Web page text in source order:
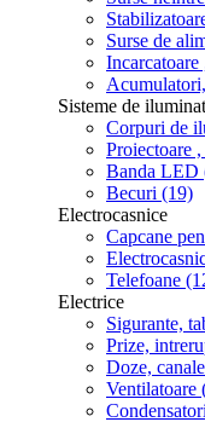
Surse de
Incarcatoare
Sisteme de iluminat
Corpuri de
Proiectoare
Banda LED
Becuri (19)
Electrocasnice
Capcane
Telefoane
Electrice
Sigurante,
Prize,
Doze,
Ventilatoare